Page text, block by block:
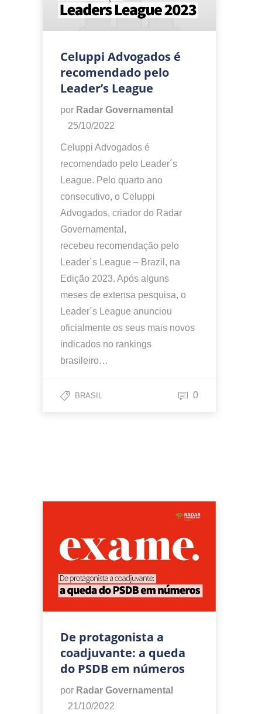
Celuppi Advogados é
recomendado pelo
Leader’s League
por Radar Governamental
25/10/2022
Celuppi Advogados é
recomendado pelo Leader´s
League. Pelo quarto ano
consecutivo, o Celuppi
Advogados, criador do Radar
Governamental,
recebeu recomendação pelo
Leader´s League – Brazil, na
Edição 2023. Após alguns
meses de extensa pesquisa, o
Leader´s League anunciou
oficialmente os seus mais novos
indicados no rankings
brasileiro…
BRASIL 0
De protagonista a
coadjuvante: a queda
do PSDB em números
por Radar Governamental
21/10/2022